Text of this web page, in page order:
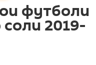
футболи
2019-